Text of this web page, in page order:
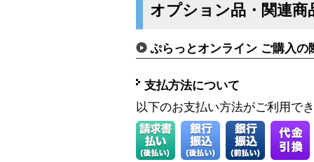
オプション品・関連商
ぷらっとオンライン ご購入の
支払方法について
以下のお支払い方法がご利用で